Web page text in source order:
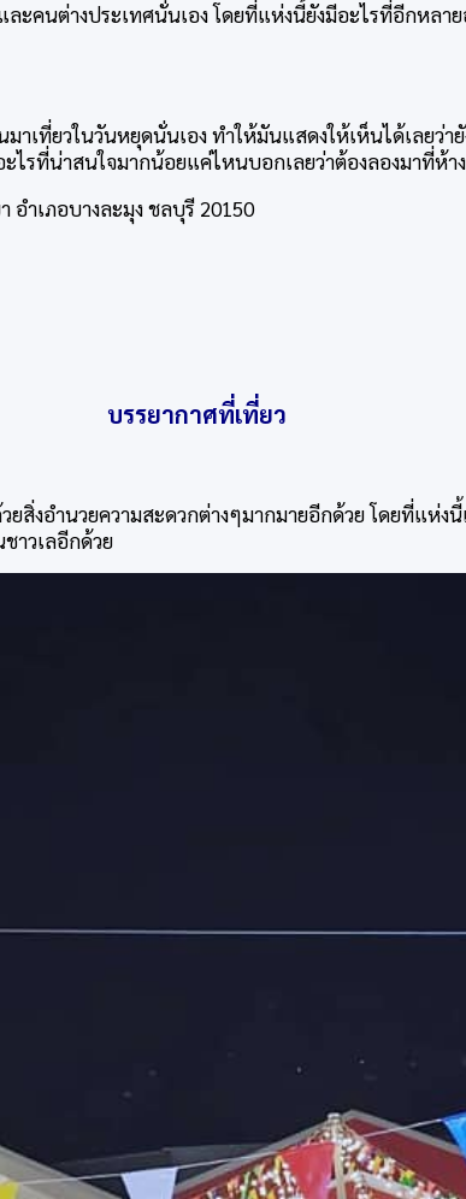
คนต่างประเทศนั่นเอง โดยที่แห่งนี้ยังมีอะไรที่อีกหลา
เที่ยวในวันหยุดนั่นเอง ทำให้มันแสดงให้เห็นได้เลยว่
ไรที่น่าสนใจมากน้อยแค่ไหนบอกเลยว่าต้องลองมาที่
อำเภอบางละมุง ชลบุรี 20150
บรรยากาศที่เที่ยว
สิ่งอำนวยความสะดวกต่างๆมากมายอีกด้วย โดยที่แห่
าวเลอีกด้วย